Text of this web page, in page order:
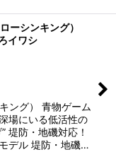
ーシンキング）
イワシ
ング） 青物ゲーム
場にいる低活性の
堤防・地磯対応！
デル 堤防・地磯…